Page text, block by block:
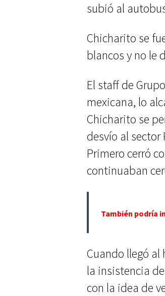
subió al
Chicharito se
blancos y no le
El staff de
mexicana, lo
Chicharito se
desvío al sector
Primero cerró
continuaban
También podría
Cuando llegó al
la insistencia
con la idea de